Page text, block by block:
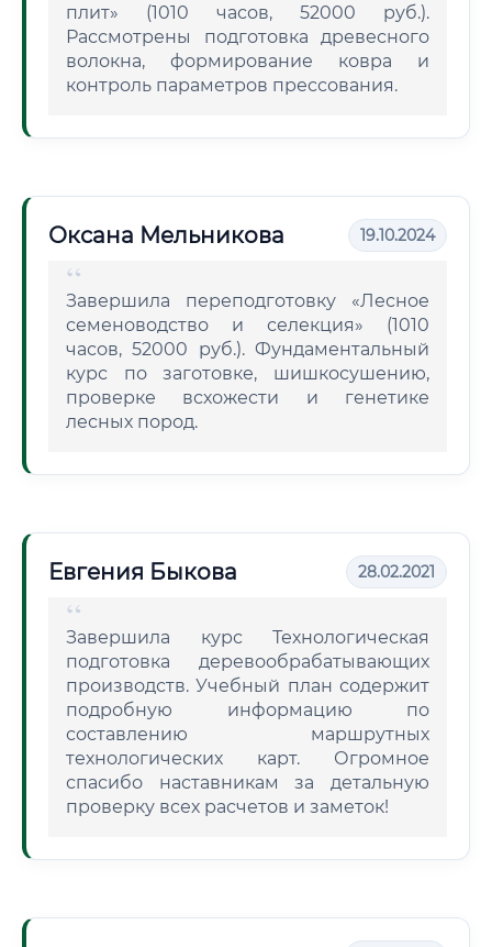
плит» (1010 часов, 52000 руб.).
Рассмотрены подготовка древесного
волокна, формирование ковра и
контроль параметров прессования.
Оксана Мельникова 19.10.2024
Завершила переподготовку «Лесное
семеноводство и селекция» (1010
часов, 52000 руб.). Фундаментальный
курс по заготовке, шишкосушению,
проверке всхожести и генетике
лесных пород.
Евгения Быкова 28.02.2021
Завершила курс Технологическая
подготовка деревообрабатывающих
производств. Учебный план содержит
подробную информацию по
составлению маршрутных
технологических карт. Огромное
спасибо наставникам за детальную
проверку всех расчетов и заметок!